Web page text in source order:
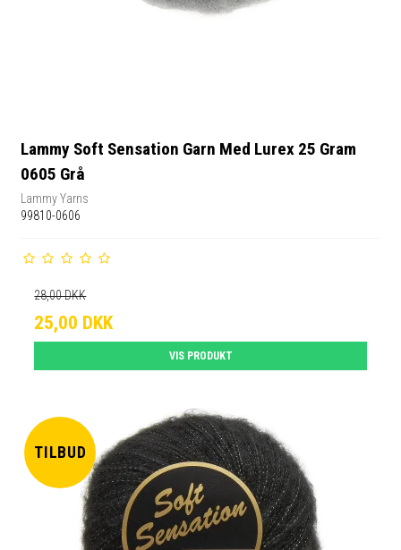
Lammy Soft Sensation Garn Med Lurex 25 Gram
0605 Grå
Lammy Yarns
99810-0606
28,00 DKK
25,00 DKK
VIS PRODUKT
TILBUD